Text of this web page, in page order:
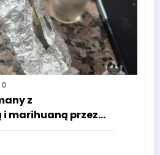
0
z
marihuaną przez